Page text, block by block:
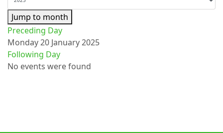
Jump to month
Preceding Day
Monday 20 January 2025
Following Day
No events were found